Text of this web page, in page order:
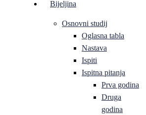
Bijeljina
Osnovni studij
Oglasna tabla
Nastava
Ispiti
Ispitna pitanja
Prva godina
Druga
godina